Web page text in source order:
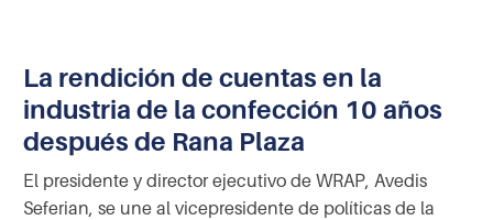
La rendición de cuentas en la
industria de la confección 10 años
después de Rana Plaza
El presidente y director ejecutivo de WRAP, Avedis
Seferian, se une al vicepresidente de políticas de la